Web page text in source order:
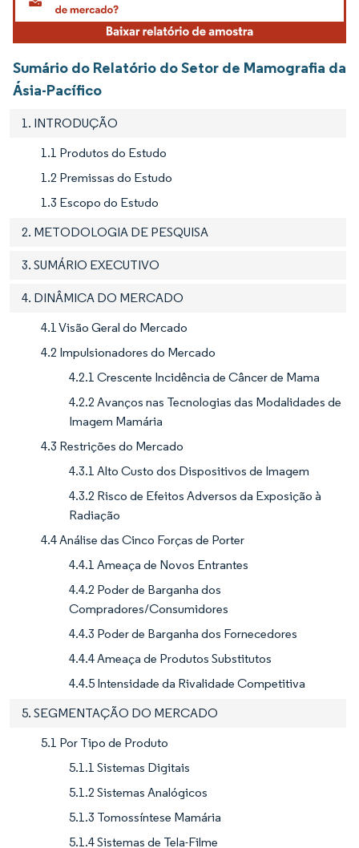
Sumário do Relatório do Setor de Mamografia da
Ásia-Pacífico
1. INTRODUÇÃO
1.1 Produtos do Estudo
1.2 Premissas do Estudo
1.3 Escopo do Estudo
2. METODOLOGIA DE PESQUISA
3. SUMÁRIO EXECUTIVO
4. DINÂMICA DO MERCADO
4.1 Visão Geral do Mercado
4.2 Impulsionadores do Mercado
4.2.1 Crescente Incidência de Câncer de Mama
4.2.2 Avanços nas Tecnologias das Modalidades de
Imagem Mamária
4.3 Restrições do Mercado
4.3.1 Alto Custo dos Dispositivos de Imagem
4.3.2 Risco de Efeitos Adversos da Exposição à
Radiação
4.4 Análise das Cinco Forças de Porter
4.4.1 Ameaça de Novos Entrantes
4.4.2 Poder de Barganha dos
Compradores/Consumidores
4.4.3 Poder de Barganha dos Fornecedores
4.4.4 Ameaça de Produtos Substitutos
4.4.5 Intensidade da Rivalidade Competitiva
5. SEGMENTAÇÃO DO MERCADO
5.1 Por Tipo de Produto
5.1.1 Sistemas Digitais
5.1.2 Sistemas Analógicos
5.1.3 Tomossíntese Mamária
5.1.4 Sistemas de Tela-Filme